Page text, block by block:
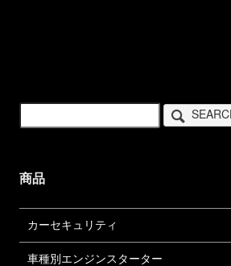
商品
カーセキュリティ
車種別エンジンスターター